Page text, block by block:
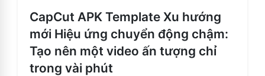
CapCut APK Template Xu hướng
mới Hiệu ứng chuyển động chậm:
Tạo nên một video ấn tượng chỉ
trong vài phút